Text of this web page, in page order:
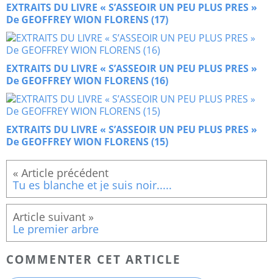
EXTRAITS DU LIVRE « S’ASSEOIR UN PEU PLUS PRES »
De GEOFFREY WION FLORENS (17)
EXTRAITS DU LIVRE « S’ASSEOIR UN PEU PLUS PRES »
De GEOFFREY WION FLORENS (16)
EXTRAITS DU LIVRE « S’ASSEOIR UN PEU PLUS PRES »
De GEOFFREY WION FLORENS (15)
Tu es blanche et je suis noir.....
Le premier arbre
COMMENTER CET ARTICLE